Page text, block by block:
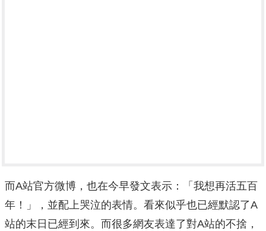
而A站官方微博，也在今早發文表示：「我想再活五百
年！」，並配上哭泣的表情。看來似乎也已經默認了A
站的末日已經到來。而很多網友表達了對A站的不捨，